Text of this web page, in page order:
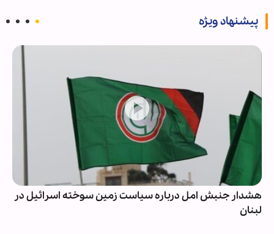
پیشنهاد ویژه
هشدار جنبش امل درباره سیاست زمین سوخته اسرائیل در
لبنان